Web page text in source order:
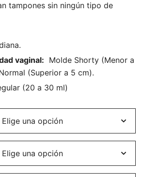
tampones sin ningún tipo de
vaginal: Molde Shorty (Menor a
(Superior a 5 cm).
(20 a 30 ml)